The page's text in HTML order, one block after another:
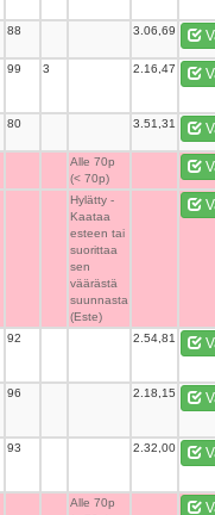
88 3.06,69
99 3 2.16,47
80 3.51,31
Alle 70p
(< 70p)
Hylätty -
Kaataa
esteen tai
suorittaa
sen
väärästä
suunnasta
(Este)
92 2.54,81
96 2.18,15
93 2.32,00
Alle 70p